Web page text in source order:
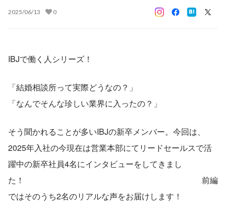
2025/06/13 0
IBJで働く人シリーズ！
「結婚相談所って実際どうなの？」
「なんでそんな珍しい業界に入ったの？」
そう聞かれることが多いIBJの新卒メンバー。今回は、
2025年入社の今現在は営業本部にてリードセールスで活
躍中の新卒社員4名にインタビューをしてきまし
た！　　　　　　　　　　　　　　　　　　　　　　前編
ではそのうち2名のリアルな声をお届けします！